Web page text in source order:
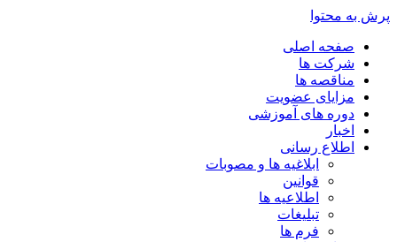
پرش به محتوا
صفحه اصلی
شرکت ها
مناقصه ها
مزایای عضویت
دوره های آموزشی
اخبار
اطلاع رسانی
ابلاغیه ها و مصوبات
قوانین
اطلاعیه ها
تبلیغات
فرم ها